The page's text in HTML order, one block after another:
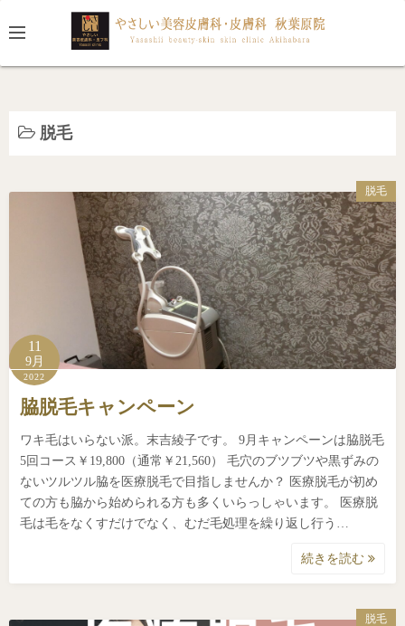
ン
ッ
脱毛
脱毛
11
9月
2022
脇脱毛キャンペーン
ワキ毛はいらない派。末吉綾子です。 9月キャンペーンは脇脱毛
5回コース￥19,800（通常￥21,560） 毛穴のブツブツや黒ずみの
ないツルツル脇を医療脱毛で目指しませんか？ 医療脱毛が初め
ての方も脇から始められる方も多くいらっしゃいます。 医療脱
毛は毛をなくすだけでなく、むだ毛処理を繰り返し行う…
続きを読む
脱毛